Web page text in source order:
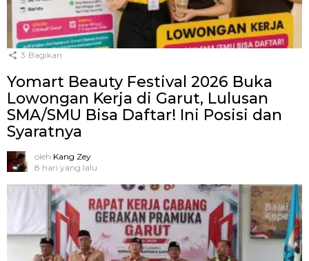
3 Bagikan
Yomart Beauty Festival 2026 Buka
Lowongan Kerja di Garut, Lulusan
SMA/SMU Bisa Daftar! Ini Posisi dan
Syaratnya
oleh Kang Zey
8 hari yang lalu